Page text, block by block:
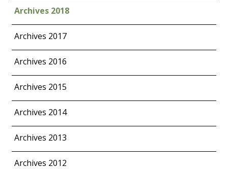
Archives 2018
Archives 2017
Archives 2016
Archives 2015
Archives 2014
Archives 2013
Archives 2012